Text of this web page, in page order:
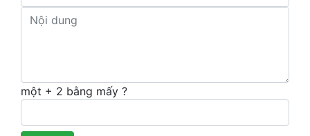
một + 2 bằng mấy ?